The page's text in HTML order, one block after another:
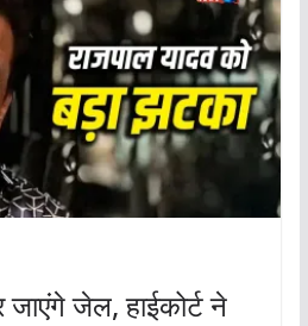
जाएंगे जेल, हाईकोर्ट ने